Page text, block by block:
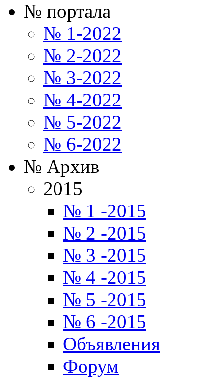
№ портала
№ 1-2022
№ 2-2022
№ 3-2022
№ 4-2022
№ 5-2022
№ 6-2022
№ Архив
2015
№ 1 -2015
№ 2 -2015
№ 3 -2015
№ 4 -2015
№ 5 -2015
№ 6 -2015
Объявления
Форум